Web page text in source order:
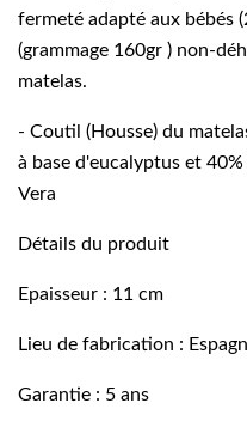
fermeté adapté aux bébés
(grammage 160gr ) non-
matelas.
- Coutil (Housse) du
à base d'eucalyptus et
Vera
Détails du produit
Epaisseur : 11 cm
Lieu de fabrication :
Garantie : 5 ans